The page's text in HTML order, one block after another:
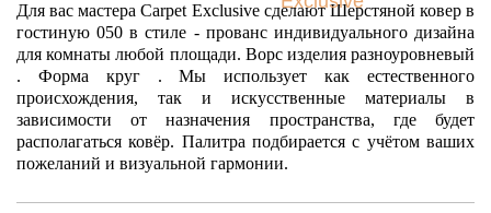
Для вас мастера Carpet Exclusive сделают Шерстяной ковер в
гостиную 050 в стиле - прованс индивидуального дизайна
для комнаты любой площади. Ворс изделия разноуровневый
. Форма круг . Мы использует как естественного
происхождения, так и искусственные материалы в
зависимости от назначения пространства, где будет
располагаться ковёр. Палитра подбирается с учётом ваших
пожеланий и визуальной гармонии.